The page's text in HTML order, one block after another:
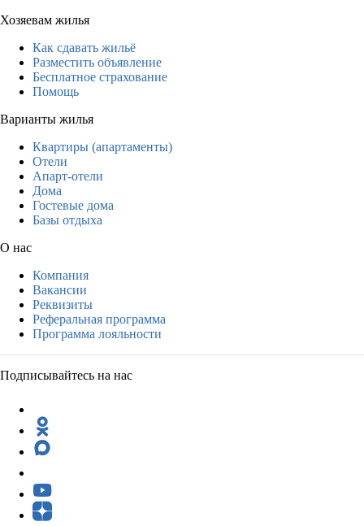
Хозяевам жилья
Как сдавать жильё
Разместить объявление
Бесплатное страхование
Помощь
Варианты жилья
Квартиры (апартаменты)
Отели
Апарт-отели
Дома
Гостевые дома
Базы отдыха
О нас
Компания
Вакансии
Реквизиты
Реферальная программа
Программа лояльности
Подписывайтесь на нас